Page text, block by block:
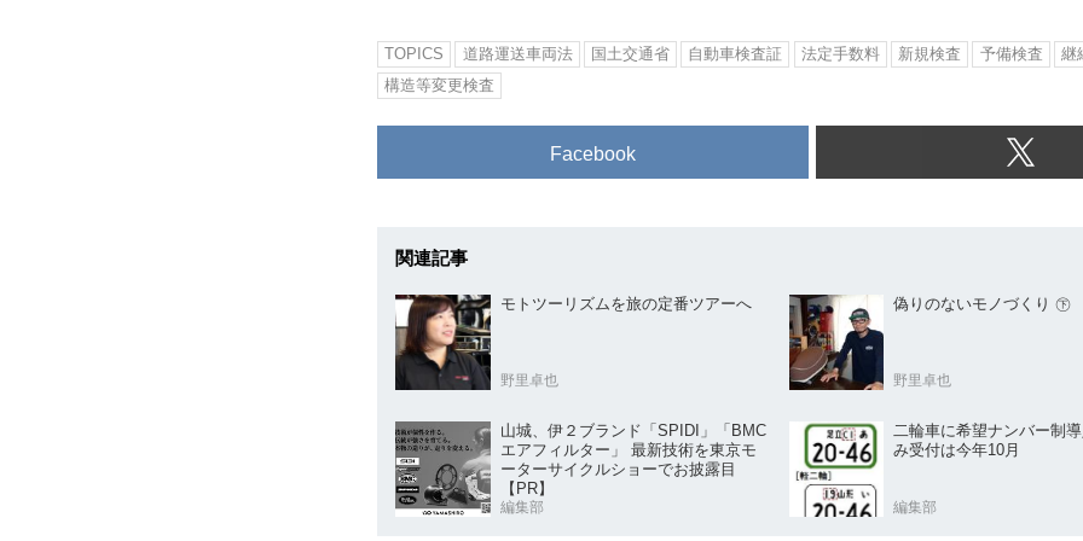
TOPICS 道路運送車両法 国土交通省 自動車検査証 法定手数料 新規検査 予備検査
継
構造等変更検査
Facebook
関連記事
モトツーリズムを旅の定番ツアーへ
野里卓也
偽りのないモノづくり ㊦
野里卓也
山城、伊２ブランド「SPIDI」「BMC
エアフィルター」 最新技術を東京モ
ーターサイクルショーでお披露目
【PR】
編集部
二輪車に希望ナンバー制
み受付は今年10月
編集部